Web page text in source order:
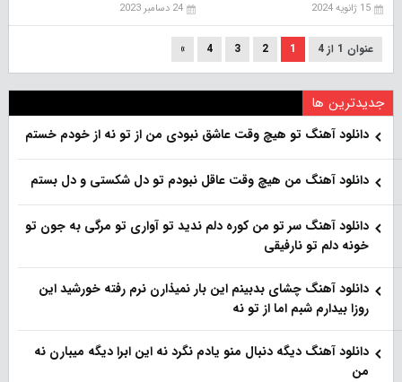
15 ژانویه 2024 24 دسامبر 2023
عنوان 1 از 4 1
2
3
4
»
جدیدترین ها
دانلود آهنگ تو هیچ وقت عاشق نبودی من از تو نه از خودم خستم
دانلود آهنگ من هیچ وقت عاقل نبودم تو دل شکستی و دل بستم
دانلود آهنگ سر تو من کوره دلم ندید تو آواری تو مرگی به جون تو
خونه دلم تو نارفیقی
دانلود آهنگ چشای بدبینم این بار نمیذارن نرم رفته خورشید این
روزا بیدارم شبم اما از تو نه
دانلود آهنگ دیگه دنبال منو یادم نگرد نه این ابرا دیگه میبارن نه
من